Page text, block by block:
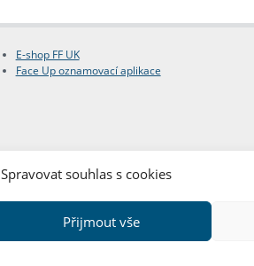
Spravovat souhlas s cookies
Přijmout vše
E-shop FF UK
Face Up oznamovací aplikace